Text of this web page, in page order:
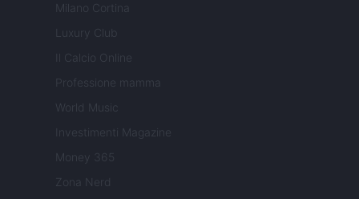
Milano Cortina
Luxury Club
Il Calcio Online
Professione mamma
World Music
Investimenti Magazine
Money 365
Zona Nerd